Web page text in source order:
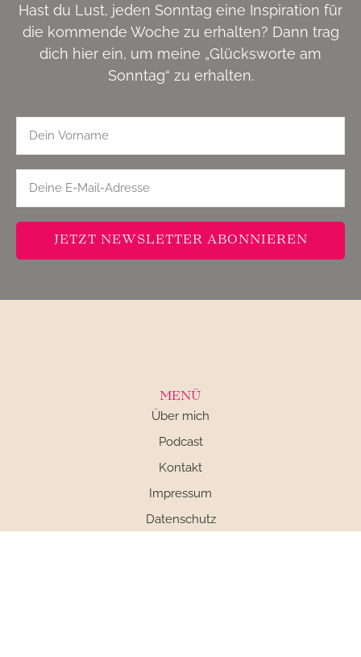
Hast du Lust, jeden Sonntag eine Inspiration für
die kommende Woche zu erhalten? Dann trag
dich hier ein, um meine „Glücksworte am
Sonntag“ zu erhalten.
JETZT NEWSLETTER ABONNIEREN
MENÜ
Über mich
Podcast
Kontakt
Impressum
Datenschutz